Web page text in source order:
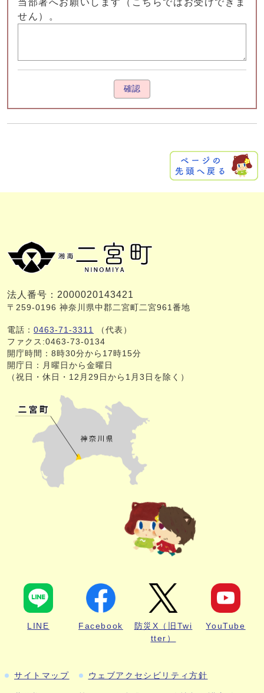
せん）。
確認
法人番号：2000020143421
〒259-0196 神奈川県中郡二宮町二宮961番地
電話： 0463-71-3311
（代表）
ファクス:0463-73-0134
開庁時間：8時30分から17時15分
開庁日：月曜日から金曜日
（祝日・休日・12月29日から1月3日を除く）
LINE Facebook
防災X（旧Twi
tter）
YouTube
サイトマップ ウェブアクセシビリティ方針